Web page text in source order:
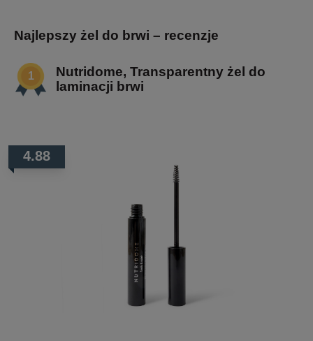
Najlepszy żel do brwi – recenzje
Nutridome, Transparentny żel do
laminacji brwi
4.88